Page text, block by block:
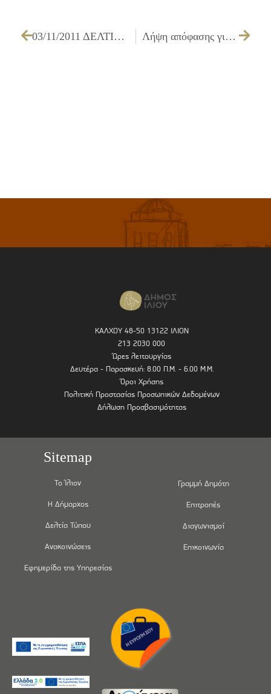
03/11/2011 ΔΕΛΤΙΟ ΤΥΠΟΥ ΓΙΑ ΤΗΝ ΚΑΤΑΣΚΕΥΗ ΑΓΩΓΟΥ ΟΜΒΡΙΩΝ ΥΔΑΤΩΝ ΣΤΗΝ ΟΔΟ ΚΑΛΠΑΚΙΟΥ Λήψη απόφασης για εξέταση προσφορών και εισήγηση ανάθεσης για ηχητικές καλύψεις πολιτιστικών εκδηλώσεων
ΚΑΛΧΟΥ 48-50 13122 ΙΛΙΟΝ
213 2030 000
Ώρες λειτουργίας
Δευτέρα - Παρασκευή: 8.00 Π.Μ. - 6.00 Μ.Μ.
Όροι Χρήσης
Πολιτική Προστασίας Προσωπικών Δεδομένων
Δήλωση Προσβασιμότητας
Sitemap
Το Ίλιον
Η Δήμαρχος
Δελτία Τύπου
Ανακοινώσεις
Εφημερίδα της Υπηρεσίας
Γραμμή Δημότη
Επιτροπές
Διαγωνισμοί
Επικοινωνία